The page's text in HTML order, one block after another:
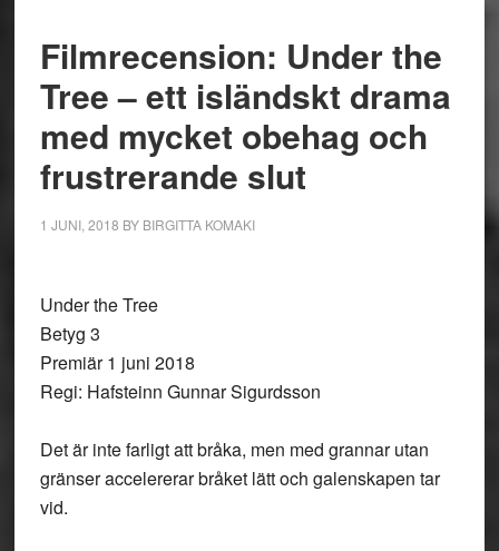
Filmrecension: Under the
Tree – ett isländskt drama
med mycket obehag och
frustrerande slut
1 JUNI, 2018 BY BIRGITTA KOMAKI
Under the Tree
Betyg 3
Premiär 1 juni 2018
Regi: Hafsteinn Gunnar Sigurdsson
Det är inte farligt att bråka, men med grannar utan
gränser accelererar bråket lätt och galenskapen tar
vid.